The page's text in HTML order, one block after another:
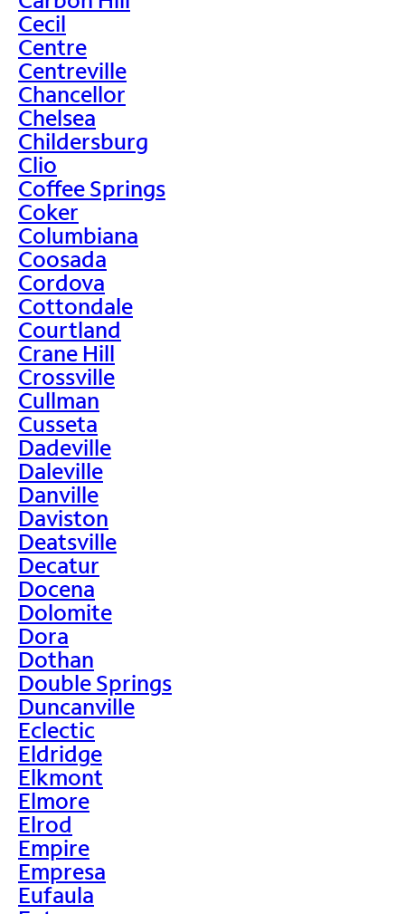
Cecil
Centre
Centreville
Chancellor
Chelsea
Childersburg
Clio
Coffee Springs
Coker
Columbiana
Coosada
Cordova
Cottondale
Courtland
Crane Hill
Crossville
Cullman
Cusseta
Dadeville
Daleville
Danville
Daviston
Deatsville
Decatur
Docena
Dolomite
Dora
Dothan
Double Springs
Duncanville
Eclectic
Eldridge
Elkmont
Elmore
Elrod
Empire
Empresa
Eufaula